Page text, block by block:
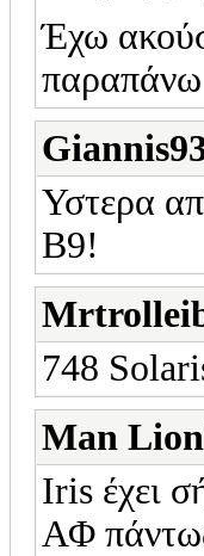
Έχω
Υστερα
B9!
748
Man
Iris έχει
ΑΦ